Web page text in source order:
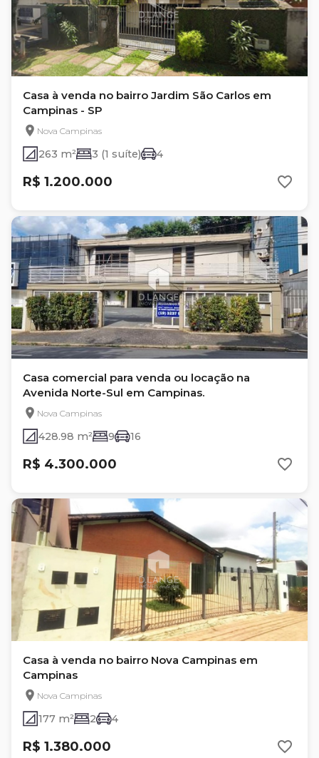
Casa à venda no bairro Jardim São Carlos em
Campinas - SP
Nova Campinas
263 m² 3 (1 suíte) 4
R$ 1.200.000
Casa comercial para venda ou locação na
Avenida Norte-Sul em Campinas.
Nova Campinas
428.98 m² 9 16
R$ 4.300.000
Casa à venda no bairro Nova Campinas em
Campinas
Nova Campinas
177 m² 2 4
R$ 1.380.000